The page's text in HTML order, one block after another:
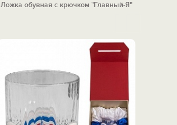
Ложка обувная с крючком "Главный-Я"